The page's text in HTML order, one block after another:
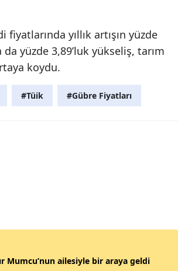
yıllık artışın yüzde
yüzde 3,89’luk yükseliş, tarım
koydu.
#Tüik #Gübre Fiyatları
Mumcu’nun ailesiyle bir araya geldi